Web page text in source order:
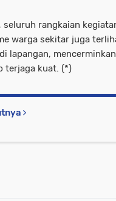
seluruh rangkaian
warga sekitar juga
lapangan,
terjaga kuat. (*)